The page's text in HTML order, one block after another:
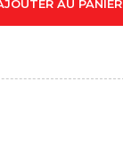
AU PANIER